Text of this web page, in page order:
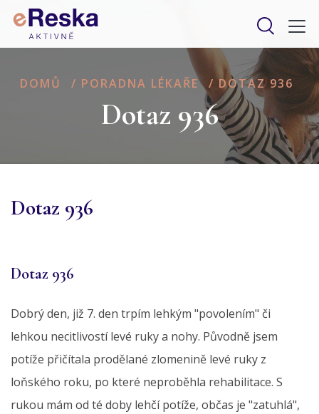
DOMŮ / PORADNA LÉKAŘE / DOTAZ 936
Dotaz 936
Dotaz 936
Dotaz 936
Dobrý den, již 7. den trpím lehkým "povolením" či
lehkou necitlivostí levé ruky a nohy. Původně jsem
potíže přičítala prodělané zlomenině levé ruky z
loňského roku, po které neproběhla rehabilitace. S
rukou mám od té doby lehčí potíže, občas je "zatuhlá",